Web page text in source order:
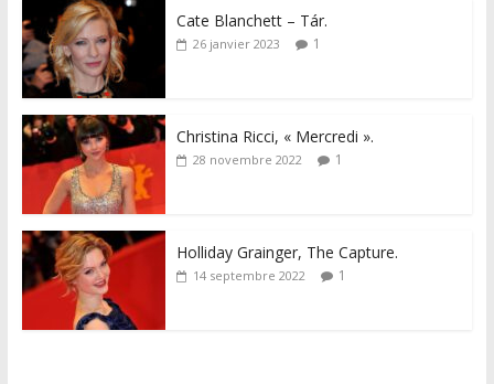
Cate Blanchett – Tár.
26 janvier 2023 1
Christina Ricci, « Mercredi ».
28 novembre 2022 1
Holliday Grainger, The Capture.
14 septembre 2022 1